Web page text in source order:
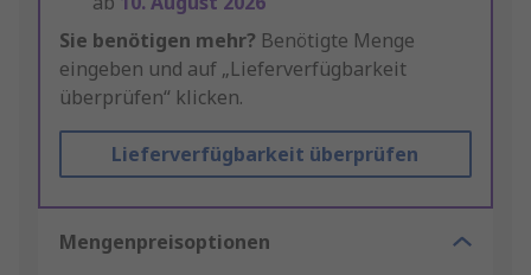
Sie benötigen mehr? Benötigte Menge
eingeben und auf „Lieferverfügbarkeit
überprüfen“ klicken.
Lieferverfügbarkeit überprüfen
Mengenpreisoptionen